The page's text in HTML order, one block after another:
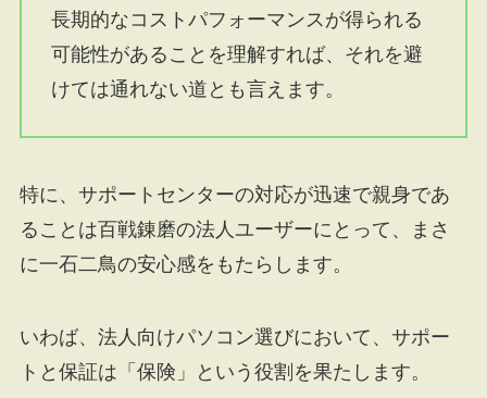
長期的なコストパフォーマンスが得られる
可能性があることを理解すれば、それを避
けては通れない道とも言えます。
特に、サポートセンターの対応が迅速で親身であ
ることは百戦錬磨の法人ユーザーにとって、まさ
に一石二鳥の安心感をもたらします。
いわば、法人向けパソコン選びにおいて、サポー
トと保証は「保険」という役割を果たします。